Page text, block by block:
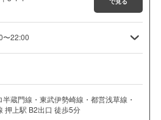
で見る
〜22:00
半蔵門線・東武伊勢崎線・都営浅草線・
押上駅 B2出口 徒歩5分